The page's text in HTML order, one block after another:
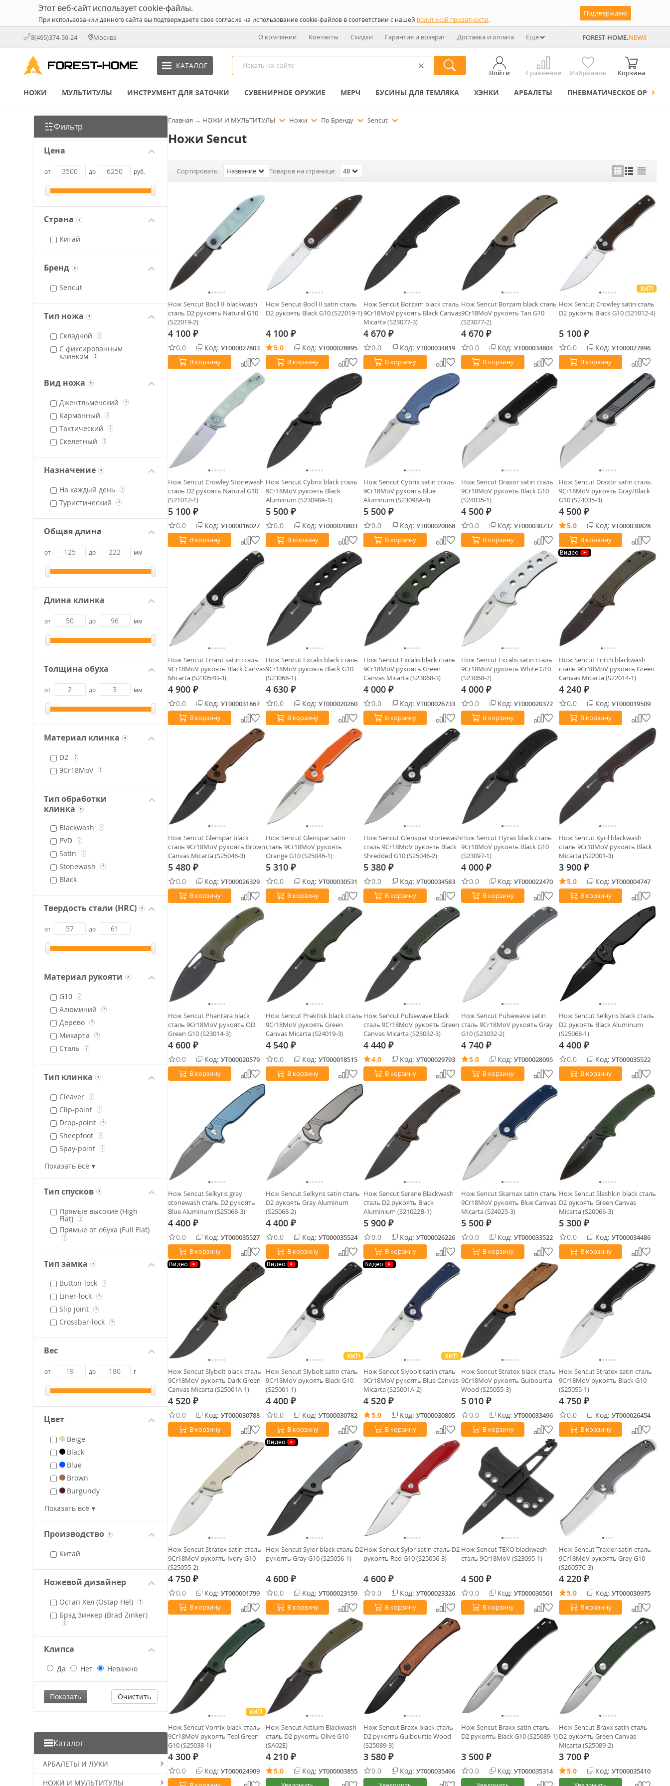
Этот веб-сайт использует cookie-файлы.
При использовании данного сайта вы подтверждаете свое согласие на использование cookie-файлов в соответствии с нашей политикой приватности.
Подтверждаю
8(495)374-59-24 Москва О компании Контакты Скидки Гарантия и возврат Доставка и оплата Еще FOREST-HOME.NEWS
КАТАЛОГ
Войти Сравнение Избранное Корзина
НОЖИ МУЛЬТИТУЛЫ ИНСТРУМЕНТ ДЛЯ ЗАТОЧКИ СУВЕНИРНОЕ ОРУЖИЕ МЕРЧ БУСИНЫ ДЛЯ ТЕМЛЯКА ХЭНКИ АРБАЛЕТЫ ПНЕВМАТИЧЕСКОЕ ОРУЖИЕ
Фильтр
Цена
от до руб.
Страна ?
Китай
Бренд ?
Sencut
Тип ножа ?
Складной ?
С фиксированным
клинком
?
Вид ножа ?
Джентльменский ?
Карманный ?
Тактический ?
Скелетный ?
Назначение ?
На каждый день ?
Туристический ?
Общая длина
от до мм
Длина клинка
от до мм
Толщина обуха
от до мм
Материал клинка ?
D2 ?
9Cr18MoV ?
Тип обработки
клинка
?
Blackwash ?
PVD ?
Satin ?
Stonewash ?
Black
Твердость стали (HRC) ?
от до
Материал рукояти ?
G10 ?
Алюминий ?
Дерево ?
Микарта ?
Сталь ?
Тип клинка ?
Cleaver ?
Clip-point ?
Drop-point ?
Sheepfoot ?
Spay-point ?
Показать всё
Тип спусков ?
Прямые высокие (High
Flat)
?
Прямые от обуха (Full Flat)
?
Тип замка ?
Button-lock ?
Liner-lock ?
Slip joint ?
Crossbar-lock ?
Вес
от до г
Цвет
Beige
Black
Blue
Brown
Burgundy
Green
Olive
Olive Drab
Pink
Tan
White
Показать всё
Производство ?
Китай
Ножевой дизайнер
Остап Хел (Ostap Hel) ?
Брэд Зинкер (Brad Zinker)
?
Клипса
Да Нет Неважно
Очистить
Каталог
АРБАЛЕТЫ И ЛУКИ
НОЖИ И МУЛЬТИТУЛЫ
Главная → НОЖИ И МУЛЬТИТУЛЫ Ножи По Бренду Sencut
Ножи Sencut
Сортировать: Название Товаров на странице: 48
Нож Sencut Bocll II blackwash
сталь D2 рукоять Natural G10
(S22019-2)
4 100 ₽
0.0 Код: УТ000027803
В корзину
Нож Sencut Bocll II satin сталь
D2 рукоять Black G10 (S22019-1)
4 100 ₽
5.0 Код: УТ000028895
В корзину
Нож Sencut Borzam black сталь
9Cr18MoV рукоять Black Canvas
Micarta (S23077-3)
4 670 ₽
0.0 Код: УТ000034819
В корзину
Нож Sencut Borzam black сталь
9Cr18MoV рукоять Tan G10
(S23077-2)
4 670 ₽
0.0 Код: УТ000034804
В корзину
ХИТ!
Нож Sencut Crowley satin сталь
D2 рукоять Black G10 (S21012-4)
5 100 ₽
0.0 Код: УТ000027896
В корзину
Нож Sencut Crowley Stonewash
сталь D2 рукоять Natural G10
(S21012-1)
5 100 ₽
0.0 Код: УТ000016027
В корзину
Нож Sencut Cybrix black сталь
9Cr18MoV рукоять Black
Aluminum (S23098A-1)
5 500 ₽
0.0 Код: УТ000020803
В корзину
Нож Sencut Cybrix satin сталь
9Cr18MoV рукоять Blue
Aluminum (S23098A-4)
5 500 ₽
0.0 Код: УТ000020068
В корзину
Нож Sencut Draxor satin сталь
9Cr18MoV рукоять Black G10
(S24035-1)
4 500 ₽
0.0 Код: УТ000030737
В корзину
Нож Sencut Draxor satin сталь
9Cr18MoV рукоять Gray/Black
G10 (S24035-3)
4 500 ₽
5.0 Код: УТ000030828
В корзину
Нож Sencut Errant satin сталь
9Cr18MoV рукоять Black Canvas
Micarta (S23054B-3)
4 900 ₽
0.0 Код: УТ000031867
В корзину
Нож Sencut Excalis black сталь
9Cr18MoV рукоять Black G10
(S23068-1)
4 630 ₽
0.0 Код: УТ000020260
В корзину
Нож Sencut Excalis black сталь
9Cr18MoV рукоять Green
Canvas Micarta (S23068-3)
4 000 ₽
0.0 Код: УТ000026733
В корзину
Нож Sencut Excalis satin сталь
9Cr18MoV рукоять White G10
(S23068-2)
4 000 ₽
0.0 Код: УТ000020372
В корзину
Видео
Нож Sencut Fritch blackwash
сталь 9Cr18MoV рукоять Green
Canvas Micarta (S22014-1)
4 240 ₽
0.0 Код: УТ000019509
В корзину
Нож Sencut Glenspar black
сталь 9Cr18MoV рукоять Brown
Canvas Micarta (S25046-3)
5 480 ₽
0.0 Код: УТ000026329
В корзину
Нож Sencut Glenspar satin
сталь 9Cr18MoV рукоять
Orange G10 (S25046-1)
5 310 ₽
0.0 Код: УТ000030531
В корзину
Нож Sencut Glenspar stonewash
сталь 9Cr18MoV рукоять Black
Shredded G10 (S25046-2)
5 380 ₽
0.0 Код: УТ000034583
В корзину
Нож Sencut Hyrax black сталь
9Cr18MoV рукоять Black G10
(S23097-1)
4 000 ₽
0.0 Код: УТ000022470
В корзину
Нож Sencut Kyril blackwash
сталь 9Cr18MoV рукоять Black
Micarta (S22001-3)
3 900 ₽
5.0 Код: УТ000004747
В корзину
Нож Sencut Phantara black
сталь 9Cr18MoV рукоять OD
Green G10 (S23014-3)
4 600 ₽
0.0 Код: УТ000020579
В корзину
Нож Sencut Praktisk black сталь
9Cr18MoV рукоять Green
Canvas Micarta (S24019-3)
4 540 ₽
0.0 Код: УТ000018515
В корзину
Нож Sencut Pulsewave black
сталь 9Cr18MoV рукоять Green
Canvas Micarta (S23032-3)
4 440 ₽
4.0 Код: УТ000029793
В корзину
Нож Sencut Pulsewave satin
сталь 9Cr18MoV рукоять Gray
G10 (S23032-2)
4 740 ₽
5.0 Код: УТ000028095
В корзину
Нож Sencut Selkyris black сталь
D2 рукоять Black Aluminum
(S25068-1)
4 400 ₽
0.0 Код: УТ000035522
В корзину
Нож Sencut Selkyris gray
stonewash сталь D2 рукоять
Blue Aluminum (S25068-3)
4 400 ₽
0.0 Код: УТ000035527
В корзину
Нож Sencut Selkyris satin сталь
D2 рукоять Gray Aluminum
(S25068-2)
4 400 ₽
0.0 Код: УТ000035524
В корзину
Нож Sencut Serene Blackwash
сталь D2 рукоять Black
Aluminium (S21022B-1)
5 900 ₽
0.0 Код: УТ000026226
В корзину
Нож Sencut Skarnax satin сталь
9Cr18MoV рукоять Blue Canvas
Micarta (S24025-3)
5 500 ₽
0.0 Код: УТ000033522
В корзину
Нож Sencut Slashkin black сталь
D2 рукоять Green Canvas
Micarta (S20066-3)
5 300 ₽
0.0 Код: УТ000034486
В корзину
Видео
Нож Sencut Slybolt black сталь
9Cr18MoV рукоять Dark Green
Canvas Micarta (S25001A-1)
4 520 ₽
0.0 Код: УТ000030788
В корзину
Видео
ХИТ!
Нож Sencut Slybolt satin сталь
9Cr18MoV рукоять Black G10
(S25001-1)
4 400 ₽
0.0 Код: УТ000030782
В корзину
Видео
ХИТ!
Нож Sencut Slybolt satin сталь
9Cr18MoV рукоять Blue Canvas
Micarta (S25001A-2)
4 520 ₽
5.0 Код: УТ000030805
В корзину
Нож Sencut Stratex black сталь
9Cr18MoV рукоять Guibourtia
Wood (S25055-3)
5 010 ₽
0.0 Код: УТ000033496
В корзину
Нож Sencut Stratex satin сталь
9Cr18MoV рукоять Black G10
(S25055-1)
4 750 ₽
0.0 Код: УТ000026454
В корзину
Нож Sencut Stratex satin сталь
9Cr18MoV рукоять Ivory G10
(S25055-2)
4 750 ₽
0.0 Код: УТ000001799
В корзину
Видео
Нож Sencut Sylor black сталь D2
рукоять Gray G10 (S25056-1)
4 600 ₽
0.0 Код: УТ000023159
В корзину
Нож Sencut Sylor satin сталь D2
рукоять Red G10 (S25056-3)
4 600 ₽
0.0 Код: УТ000023326
В корзину
Нож Sencut TEXO blackwash
сталь 9Cr18MoV (S23095-1)
4 500 ₽
0.0 Код: УТ000030561
В корзину
Нож Sencut Traxler satin сталь
9Cr18MoV рукоять Gray G10
(S20057C-3)
4 220 ₽
5.0 Код: УТ000030975
В корзину
ХИТ!
Нож Sencut Vornix black сталь
9Cr18MoV рукоять Teal Green
G10 (S25038-1)
4 300 ₽
0.0 Код: УТ000024909
Нож Sencut Actium Blackwash
сталь D2 рукоять Olive G10
(SA02E)
4 210 ₽
5.0 Код: УТ000003855
Нож Sencut Braxx black сталь
D2 рукоять Guibourtia Wood
(S25089-3)
3 580 ₽
0.0 Код: УТ000035466
Нож Sencut Braxx satin сталь
D2 рукоять Black G10 (S25089-1)
3 500 ₽
0.0 Код: УТ000035314
Нож Sencut Braxx satin сталь
D2 рукоять Green Canvas
Micarta (S25089-2)
3 700 ₽
5.0 Код: УТ000035410